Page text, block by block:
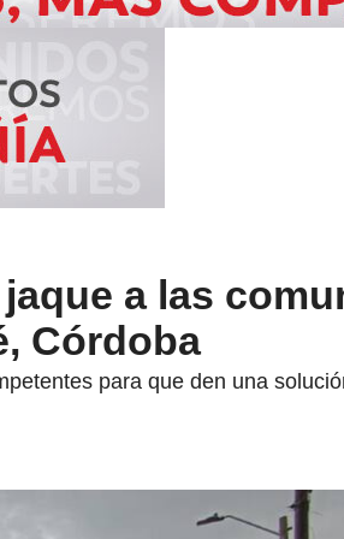
a las
Córdoba
para que den una